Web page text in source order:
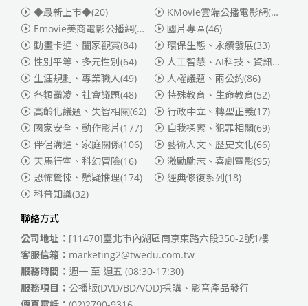
◆最新上市◆(20)
KMovie雲端公播電影網(迪士尼、福斯、索尼)
Emovie美商電影公播網(華納)
(186)
國片專區(46)
動畫卡通、闔家觀賞(84) 環保生態、永續發展(33)
性別平等、多元性別(64) 人工智慧、AI科技、資訊安全
生涯規劃、專業職人(49) 人權議題、兩公約(86)
各類霸凌、社會議題(48) 特殊教育、生命教育(52)
高齡化議題、失智相關(62) 行政中立、轉型正義(17)
國家安全、動作影片(177) 自我探索、犯罪相關(69)
伴侶溝通、家庭關係(106) 藝術人文、歷史文化(66)
天馬行空、科幻冒險(16) 激勵勵志、喜劇電影(95)
恐怖驚悚、懸疑推理(174) 經典修復系列(18)
科普知識(32)
聯絡方式
公司地址： [11470]臺北市內湖區南京東路六段350-2號1樓
客服信箱： marketing2@twedu.com.tw
服務時間： 週一 至 週五 (08:30-17:30)
服務項目： 公播版(DVD/BD/VOD)採購、影音產品發行